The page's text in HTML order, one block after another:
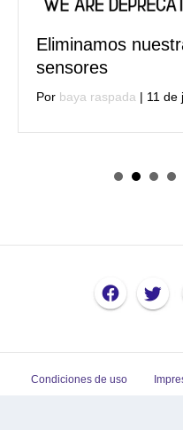
Eliminamos
sensores
Por baya raspada | 11 de
Condiciones de uso